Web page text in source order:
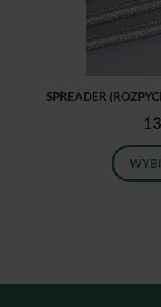
SPREADER